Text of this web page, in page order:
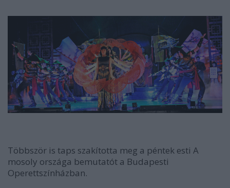
Többször is taps szakította meg a péntek esti A
mosoly országa bemutatót a Budapesti
Operettszínházban.